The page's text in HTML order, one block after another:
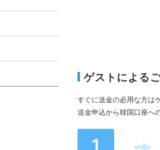
ゲストによる
すぐに送金の必用な方は
送金申込から韓国口座へ